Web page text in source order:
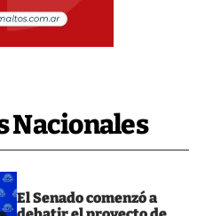
Nacionales
El Senado comenzó a